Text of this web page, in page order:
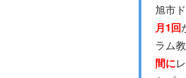
旭市
月1回
ラム
間に